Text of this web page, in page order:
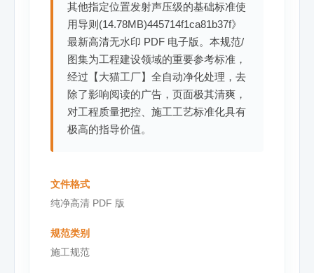
其他指定位置发射声压级的基础标准使
用导则(14.78MB)445714f1ca81b37f》
最新高清无水印 PDF 电子版。本规范/
图集为工程建设领域的重要参考标准，
经过【大猫工厂】全自动净化处理，去
除了影响阅读的广告，页面极其清爽，
对工程质量把控、施工工艺标准化具有
极高的指导价值。
文件格式
纯净高清 PDF 版
规范类别
施工规范